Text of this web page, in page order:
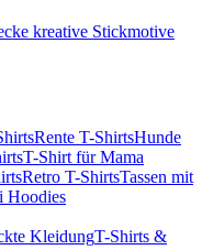
kreative Stickmotive
Rente T-ShirtsHunde
T-Shirt für Mama
Retro T-ShirtsTassen mit
Hoodies
KleidungT-Shirts &